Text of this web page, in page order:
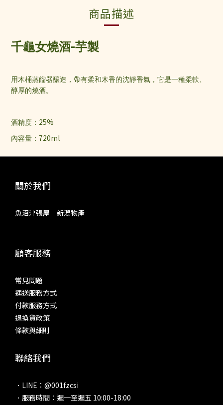
商品描述
千龜女燒酒-芋製
用木桶蒸餾器釀造，帶有柔和木香的沈靜香氣，它是一種柔軟、
醇厚的燒酒。
酒精度： 25%
內容量： 720ml
關於我們
魚沼津張屋 新潟物產
顧客服務
常見問題
運送服務方式
付款服務方式
退換貨政策
條款與細則
聯絡我們
．LINE：@001fzcsi
．服務時間：週一至週五 10:00-18:00